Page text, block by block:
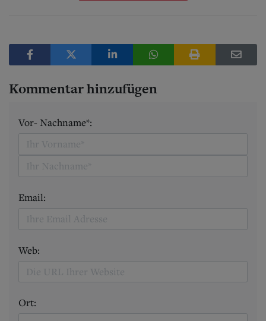
Kommentar hinzufügen
Vor- Nachname*:
Email:
Web:
Ort: